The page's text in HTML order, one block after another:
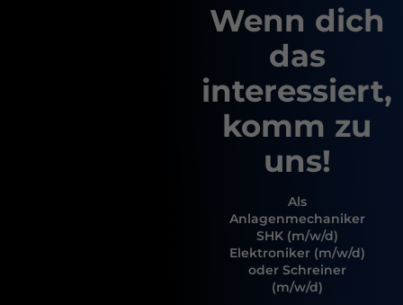
Wenn dich
das
interessiert,
komm zu
uns!
Als
Anlagenmechaniker
SHK (m/w/d)
Elektroniker (m/w/d)
oder Schreiner
(m/w/d)